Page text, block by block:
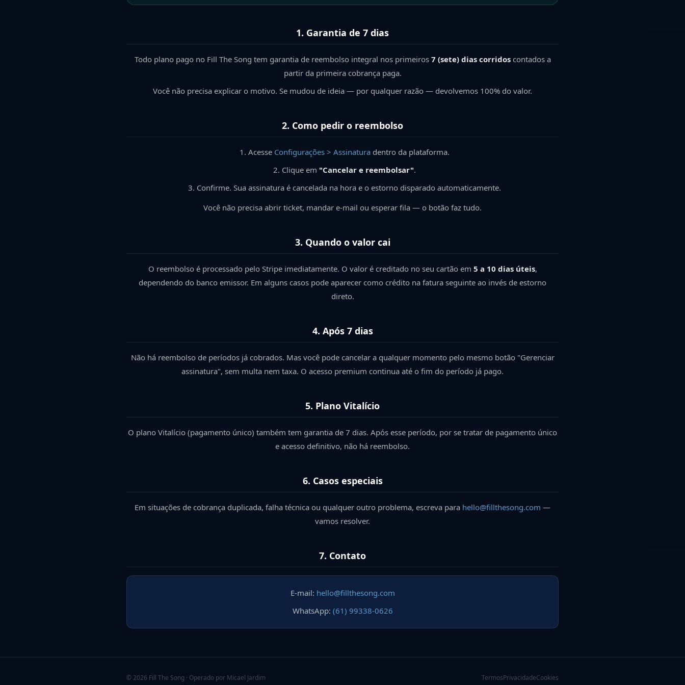
1. Garantia de 7 dias
Todo plano pago no Fill The Song tem garantia de reembolso integral nos primeiros 7 (sete) dias corridoscontados a
partir da primeira cobrança paga.
Você não precisa explicar o motivo. Se mudou de ideia — por qualquer razão — devolvemos 100% do valor.
2. Como pedir o reembolso
Acesse Configurações > Assinatura dentro da plataforma.
Clique em "Cancelar e reembolsar".
Confirme. Sua assinatura é cancelada na hora e o estorno disparado automaticamente.
Você não precisa abrir ticket, mandar e-mail ou esperar fila — o botão faz tudo.
3. Quando o valor cai
O reembolso é processado pelo Stripe imediatamente. O valor é creditado no seu cartão em 5 a 10 dias úteis,
dependendo do banco emissor. Em alguns casos pode aparecer como crédito na fatura seguinte ao invés de estorno
direto.
4. Após 7 dias
Não há reembolso de períodos já cobrados. Mas você pode cancelar a qualquer momento pelo mesmo botão "Gerenciar
assinatura", sem multa nem taxa. O acesso premium continua até o fim do período já pago.
5. Plano Vitalício
O plano Vitalício (pagamento único) também tem garantia de 7 dias. Após esse período, por se tratar de pagamento único
e acesso definitivo, não há reembolso.
6. Casos especiais
Em situações de cobrança duplicada, falha técnica ou qualquer outro problema, escreva para hello@fillthesong.com —
vamos resolver.
7. Contato
E-mail: hello@fillthesong.com
WhatsApp: (61) 99338-0626
© 2026 Fill The Song · Operado por Micael Jardim TermosPrivacidadeCookies